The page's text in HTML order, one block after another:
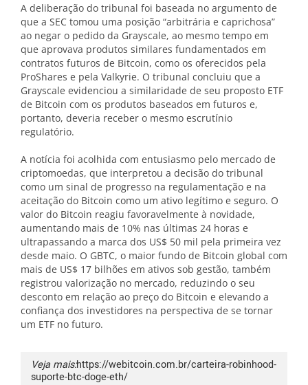
A deliberação do tribunal foi baseada no argumento de
que a SEC tomou uma posição “arbitrária e caprichosa”
ao negar o pedido da Grayscale, ao mesmo tempo em
que aprovava produtos similares fundamentados em
contratos futuros de Bitcoin, como os oferecidos pela
ProShares e pela Valkyrie. O tribunal concluiu que a
Grayscale evidenciou a similaridade de seu proposto ETF
de Bitcoin com os produtos baseados em futuros e,
portanto, deveria receber o mesmo escrutínio
regulatório.
A notícia foi acolhida com entusiasmo pelo mercado de
criptomoedas, que interpretou a decisão do tribunal
como um sinal de progresso na regulamentação e na
aceitação do Bitcoin como um ativo legítimo e seguro. O
valor do Bitcoin reagiu favoravelmente à novidade,
aumentando mais de 10% nas últimas 24 horas e
ultrapassando a marca dos US$ 50 mil pela primeira vez
desde maio. O GBTC, o maior fundo de Bitcoin global com
mais de US$ 17 bilhões em ativos sob gestão, também
registrou valorização no mercado, reduzindo o seu
desconto em relação ao preço do Bitcoin e elevando a
confiança dos investidores na perspectiva de se tornar
um ETF no futuro.
Veja mais:https://webitcoin.com.br/carteira-robinhood-
suporte-btc-doge-eth/